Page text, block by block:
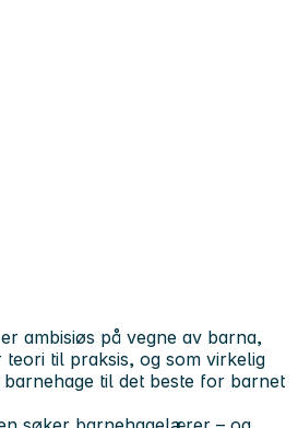
ambisiøs på vegne av barna,
til praksis, og som virkelig
til det beste for barnet